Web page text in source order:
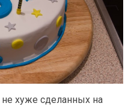
не хуже сделанных на